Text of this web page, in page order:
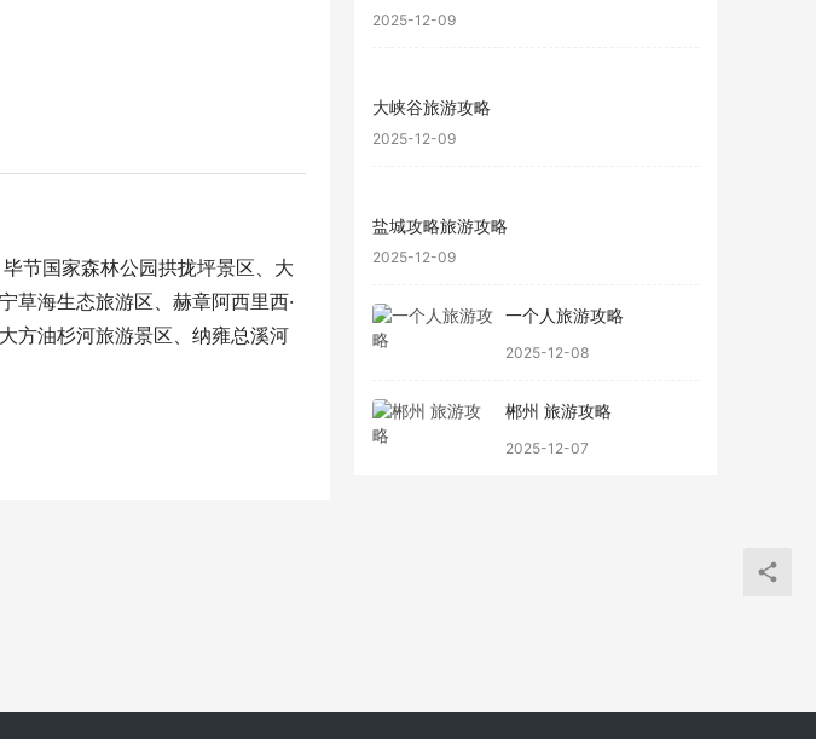
节国家森林公园拱拢坪景区、大
草海生态旅游区、赫章阿西里西·
方油杉河旅游景区、纳雍总溪河
2025-12-09
大峡谷旅游攻略
2025-12-09
盐城攻略旅游攻略
2025-12-09
一个人旅游攻略
2025-12-08
郴州 旅游攻略
2025-12-07